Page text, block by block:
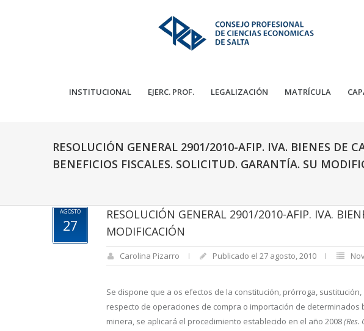
INSTITUCIONAL EJERC. PROF. LEGALIZACIÓN MATRÍCULA
RESOLUCIÓN GENERAL 2901/2010-AFIP. IVA. BIENES DE
BENEFICIOS FISCALES. SOLICITUD. GARANTÍA. SU
AGOSTO
27
RESOLUCIÓN GENERAL 2901/2010-AFIP. IVA.
MODIFICACIÓN
Carolina Pizarro Publicado el 27 agosto, 2010
Se dispone que a os efectos de la constitución, prórroga,
respecto de operaciones de compra o importación de
minera, se aplicará el procedimiento establecido en el año 2008(Res.